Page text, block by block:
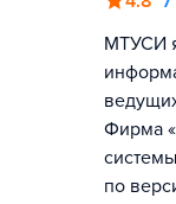
МТУСИ
Фирма
по